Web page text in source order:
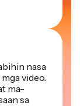
nasa
video.
ma-
sa